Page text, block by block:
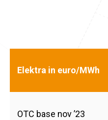
Elektra in euro/MWh
OTC base nov ’23